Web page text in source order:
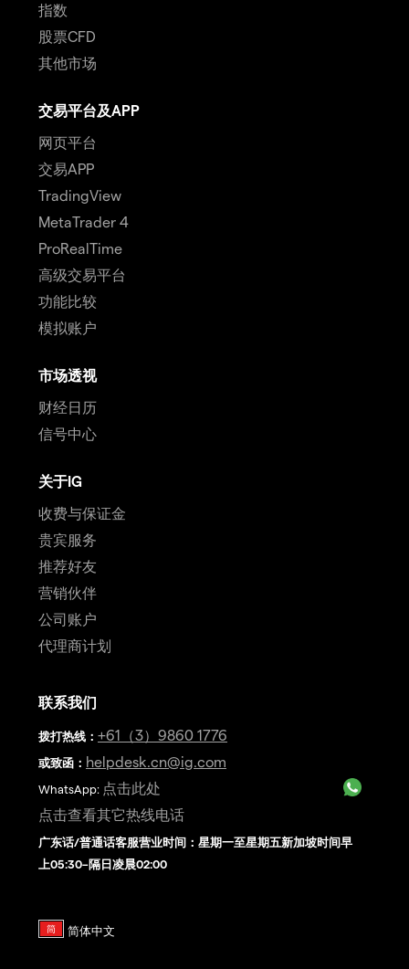
指数
股票CFD
其他市场
交易平台及APP
网页平台
交易APP
TradingView
MetaTrader 4
ProRealTime
高级交易平台
功能比较
模拟账户
市场透视
财经日历
信号中心
关于IG
收费与保证金
贵宾服务
推荐好友
营销伙伴
公司账户
代理商计划
联系我们
拨打热线 ： +61（3）9860 1776
或致函： helpdesk.cn@ig.com
WhatsApp: 点击此处
点击查看其它热线电话
广东话/普通话客服营业时间：星期一至星期五新加坡时间早
上05:30–隔日凌晨02:00